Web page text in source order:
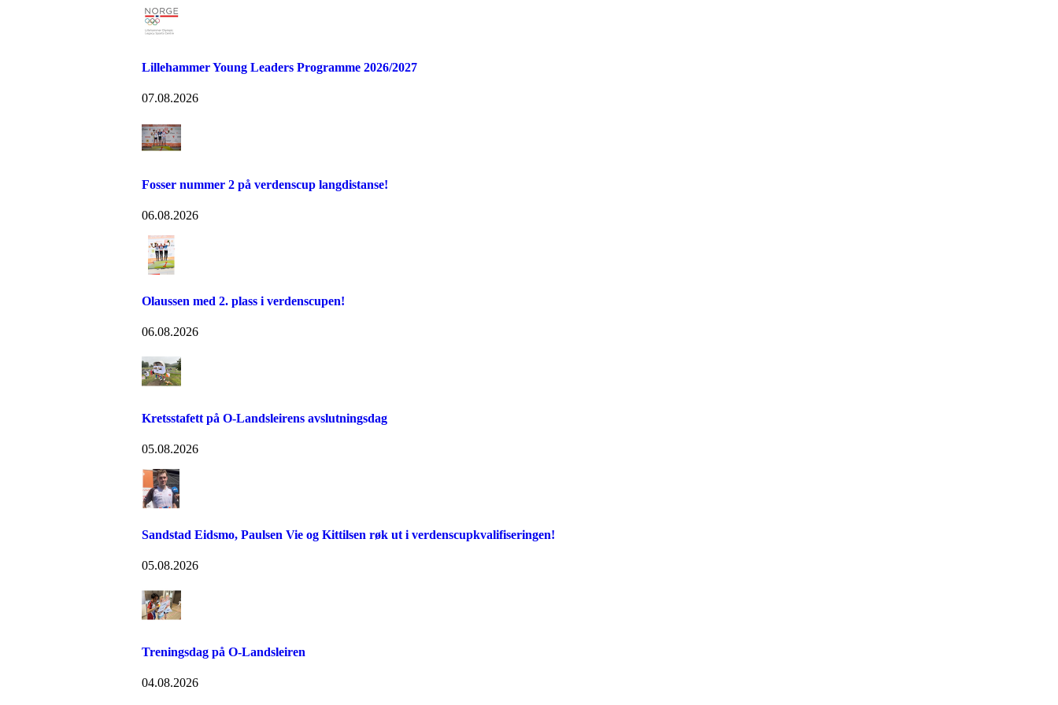
Lillehammer Young Leaders Programme 2026/2027
07.08.2026
Fosser nummer 2 på verdenscup langdistanse!
06.08.2026
Olaussen med 2. plass i verdenscupen!
06.08.2026
Kretsstafett på O-Landsleirens avslutningsdag
05.08.2026
Sandstad Eidsmo, Paulsen Vie og Kittilsen røk ut i verdenscupkvalifiseringen!
05.08.2026
Treningsdag på O-Landsleiren
04.08.2026